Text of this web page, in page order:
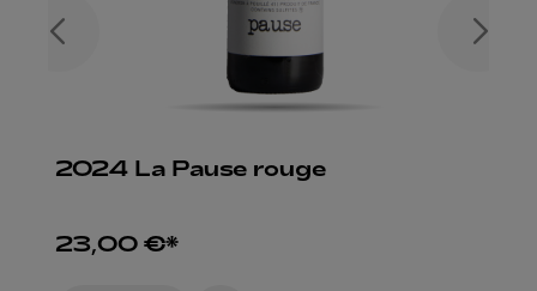
2024 La Pause rouge
23,00 €*